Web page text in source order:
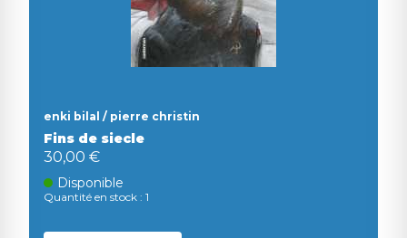
enki bilal / pierre christin
Fins de siecle
30,00 €
Disponible
Quantité en stock : 1